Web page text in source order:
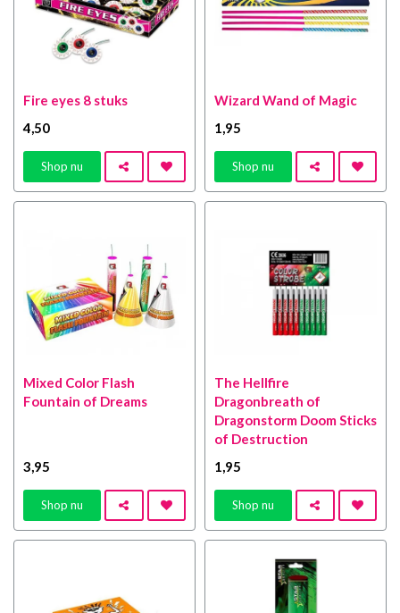
Fire eyes 8 stuks
4 ,50
Shop nu
Wizard Wand of Magic
1 ,95
Shop nu
Mixed Color Flash
Fountain of Dreams
3 ,95
Shop nu
The Hellfire
Dragonbreath of
Dragonstorm Doom Sticks
of Destruction
1 ,95
Shop nu